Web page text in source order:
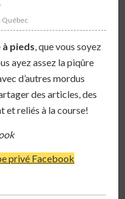
Québec
pieds, que vous soyez
ayez assez la piqûre
d’autres mordus
des articles, des
et reliés à la course!
privé Facebook